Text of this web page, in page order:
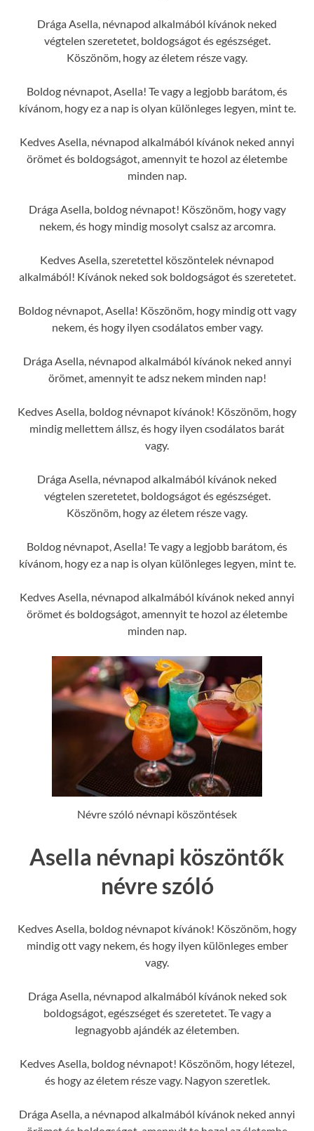
Drága Asella, névnapod alkalmából kívánok neked
végtelen szeretetet, boldogságot és egészséget.
Köszönöm, hogy az életem része vagy.
Boldog névnapot, Asella! Te vagy a legjobb barátom, és
kívánom, hogy ez a nap is olyan különleges legyen, mint te.
Kedves Asella, névnapod alkalmából kívánok neked annyi
örömet és boldogságot, amennyit te hozol az életembe
minden nap.
Drága Asella, boldog névnapot! Köszönöm, hogy vagy
nekem, és hogy mindig mosolyt csalsz az arcomra.
Kedves Asella, szeretettel köszöntelek névnapod
alkalmából! Kívánok neked sok boldogságot és szeretetet.
Boldog névnapot, Asella! Köszönöm, hogy mindig ott vagy
nekem, és hogy ilyen csodálatos ember vagy.
Drága Asella, névnapod alkalmából kívánok neked annyi
örömet, amennyit te adsz nekem minden nap!
Kedves Asella, boldog névnapot kívánok! Köszönöm, hogy
mindig mellettem állsz, és hogy ilyen csodálatos barát
vagy.
Drága Asella, névnapod alkalmából kívánok neked
végtelen szeretetet, boldogságot és egészséget.
Köszönöm, hogy az életem része vagy.
Boldog névnapot, Asella! Te vagy a legjobb barátom, és
kívánom, hogy ez a nap is olyan különleges legyen, mint te.
Kedves Asella, névnapod alkalmából kívánok neked annyi
örömet és boldogságot, amennyit te hozol az életembe
minden nap.
Névre szóló névnapi köszöntések
Asella névnapi köszöntők
névre szóló
Kedves Asella, boldog névnapot kívánok! Köszönöm, hogy
mindig ott vagy nekem, és hogy ilyen különleges ember
vagy.
Drága Asella, névnapod alkalmából kívánok neked sok
boldogságot, egészséget és szeretetet. Te vagy a
legnagyobb ajándék az életemben.
Kedves Asella, boldog névnapot! Köszönöm, hogy létezel,
és hogy az életem része vagy. Nagyon szeretlek.
Drága Asella, a névnapod alkalmából kívánok neked annyi